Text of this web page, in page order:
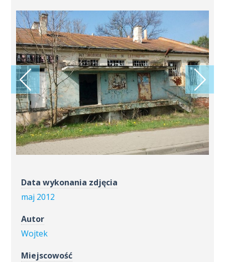
Data wykonania zdjęcia
maj 2012
Autor
Wojtek
Miejscowość